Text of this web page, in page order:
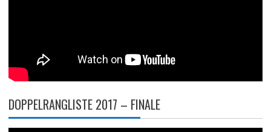
DOPPELRANGLISTE 2017 – FINALE